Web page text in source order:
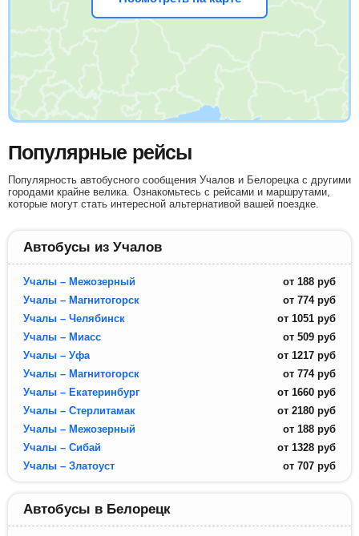
Популярные рейсы
Популярность автобусного сообщения Учалов и Белорецка с другими
городами крайне велика. Ознакомьтесь с рейсами и маршрутами,
которые могут стать интересной альтернативой вашей поездке.
Автобусы из Учалов
Учалы – Межозерный от 188 руб
Учалы – Магнитогорск
от 774 руб
Учалы – Челябинск
от 1051 руб
Учалы – Миасс
от 509 руб
Учалы – Уфа
от 1217 руб
Учалы – Магнитогорск
от 774 руб
Учалы – Екатеринбург
от 1660 руб
Учалы – Стерлитамак
от 2180 руб
Учалы – Межозерный
от 188 руб
Учалы – Сибай
от 1328 руб
Учалы – Златоуст
от 707 руб
Автобусы в Белорецк